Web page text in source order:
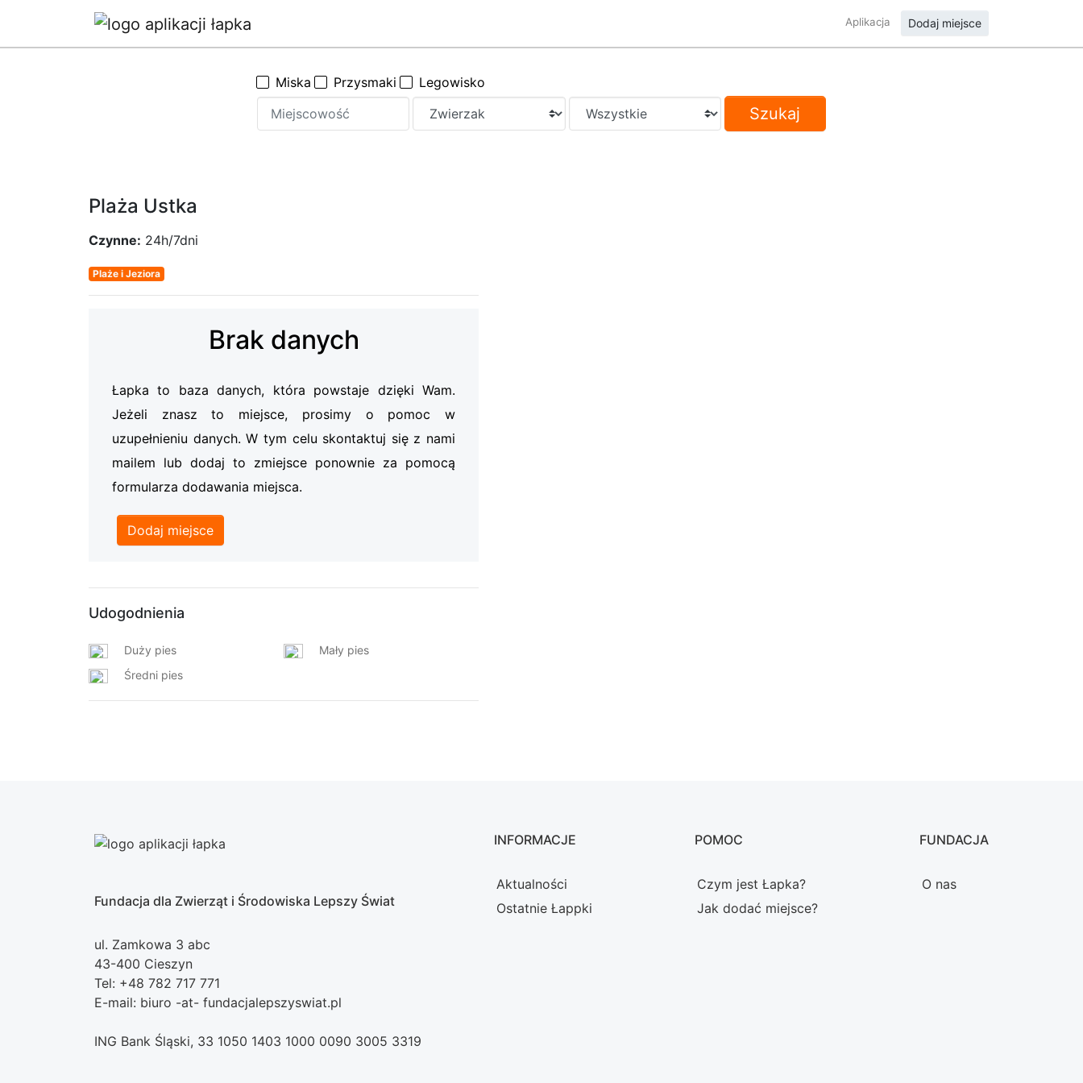
Aplikacja Dodaj miejsce
Miska Przysmaki Legowisko
Szukaj
Plaża Ustka
Czynne: 24h/7dni
Plaże i Jeziora
Brak danych
Łapka to baza danych, która powstaje dzięki Wam.
Jeżeli znasz to miejsce, prosimy o pomoc w
uzupełnieniu danych. W tym celu skontaktuj się z nami
mailem lub dodaj to zmiejsce ponownie za pomocą
formularza dodawania miejsca.
Dodaj miejsce
Udogodnienia
Duży pies
Mały pies
Średni pies
Fundacja dla Zwierząt i Środowiska Lepszy Świat
ul. Zamkowa 3 abc
43-400 Cieszyn
Tel: +48 782 717 771
E-mail: biuro -at- fundacjalepszyswiat.pl
INFORMACJE
Aktualności
Ostatnie Łappki
POMOC
Czym jest Łapka?
Jak dodać miejsce?
FUNDACJA
O nas
ING Bank Śląski, 33 1050 1403 1000 0090 3005 3319